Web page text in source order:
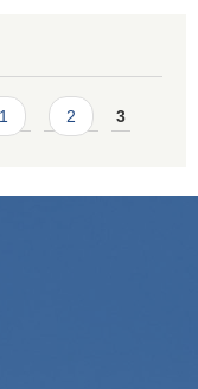
1 2 3